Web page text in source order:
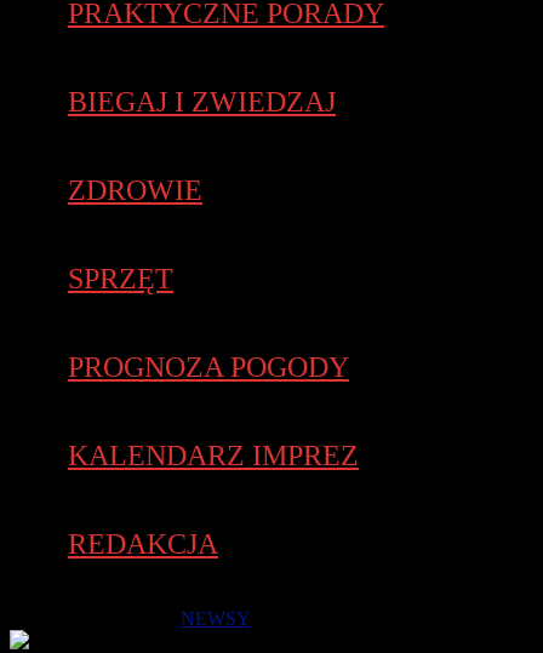
PRAKTYCZNE PORADY
BIEGAJ I ZWIEDZAJ
ZDROWIE
SPRZĘT
PROGNOZA POGODY
KALENDARZ IMPREZ
REDAKCJA
NEWSY